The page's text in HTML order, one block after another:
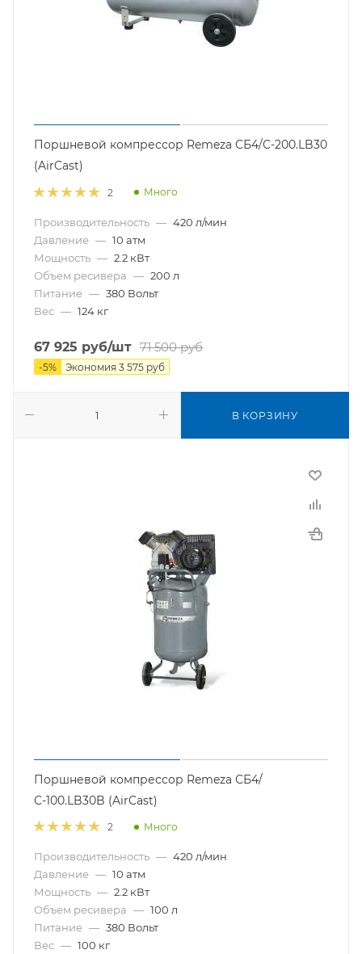
Поршневой компрессор Remeza СБ4/С-200.LB30
(AirCast)
2 Много
Производительность — 420 л/мин
Давление — 10 атм
Мощность — 2.2 кВт
Объем ресивера — 200 л
Питание — 380 Вольт
Вес — 124 кг
67 925 руб/шт 71 500руб
-5% Экономия 3 575 руб
В КОРЗИНУ
Поршневой компрессор Remeza СБ4/
С-100.LB30B (AirCast)
2 Много
Производительность — 420 л/мин
Давление — 10 атм
Мощность — 2.2 кВт
Объем ресивера — 100 л
Питание — 380 Вольт
Вес — 100 кг